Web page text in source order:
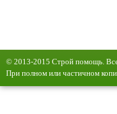
© 2013-2015 Строй помощь.
При полном или частичном